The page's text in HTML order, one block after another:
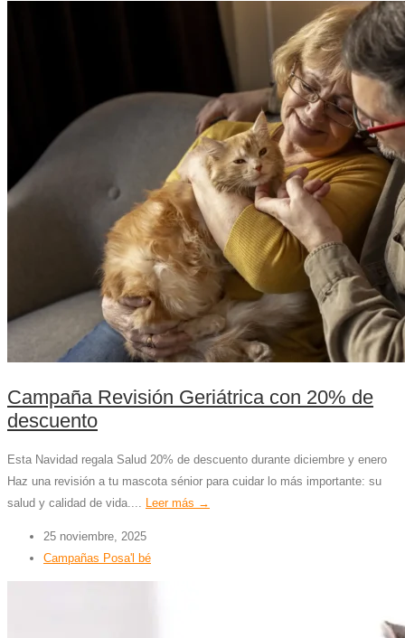
Campaña Revisión Geriátrica con 20% de
descuento
Esta Navidad regala Salud 20% de descuento durante diciembre y enero
Haz una revisión a tu mascota sénior para cuidar lo más importante: su
salud y calidad de vida.... Leer más →
25 noviembre, 2025
Campañas Posa'l bé